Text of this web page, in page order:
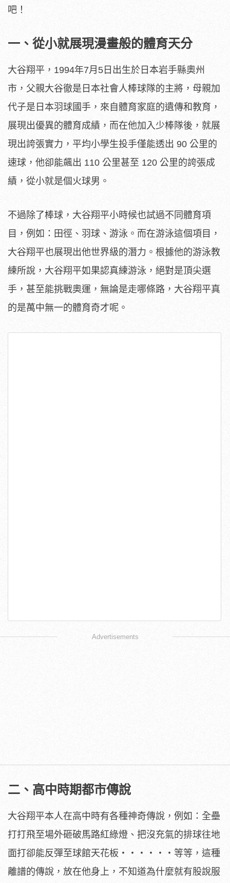
吧！
一、從小就展現漫畫般的體育天分
大谷翔平，1994年7月5日出生於日本岩手縣奧州
市，父親大谷徹是日本社會人棒球隊的主將，母親加
代子是日本羽球國手，來自體育家庭的遺傳和教育，
展現出優異的體育成績，而在他加入少棒隊後，就展
現出誇張實力，平均小學生投手僅能透出 90 公里的
速球，他卻能飆出 110 公里甚至 120 公里的誇張成
績，從小就是個火球男。
不過除了棒球，大谷翔平小時候也試過不同體育項
目，例如：田徑、羽球、游泳。而在游泳這個項目，
大谷翔平也展現出他世界級的潛力。根據他的游泳教
練所說，大谷翔平如果認真練游泳，絕對是頂尖選
手，甚至能挑戰奧運，無論是走哪條路，大谷翔平真
的是萬中無一的體育奇才呢。
Advertisements
二、高中時期都市傳說
大谷翔平本人在高中時有各種神奇傳說，例如：全壘
打打飛至場外砸破馬路紅綠燈、把沒充氣的排球往地
面打卻能反彈至球館天花板‧‧‧‧‧‧等等，這種
離譜的傳說，放在他身上，不知道為什麼就有股說服